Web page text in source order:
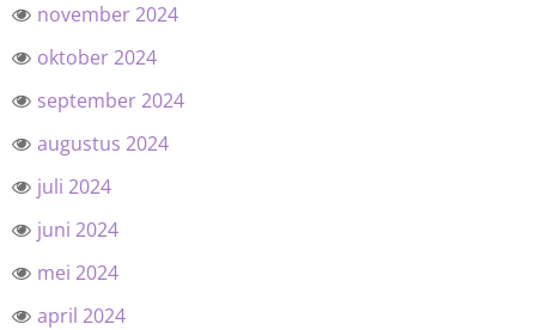
november 2024
oktober 2024
september 2024
augustus 2024
juli 2024
juni 2024
mei 2024
april 2024